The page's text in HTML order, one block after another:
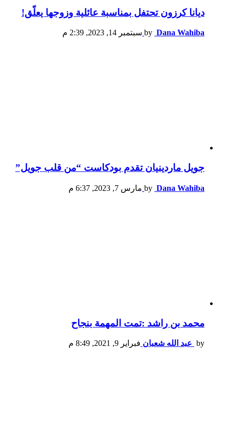
ديانا كرزون تحتفل بمناسبة عائلية وزوجها يعلّق!
by Dana Wahiba سبتمبر 14, 2023, 2:39 م
جويل ماردينيان تقدم بودكاست “من قلب جويل”
by Dana Wahiba مارس 7, 2023, 6:37 م
محمد بن راشد :تمت المهمة بنجاح
by عبد الله شعبان فبراير 9, 2021, 8:49 م